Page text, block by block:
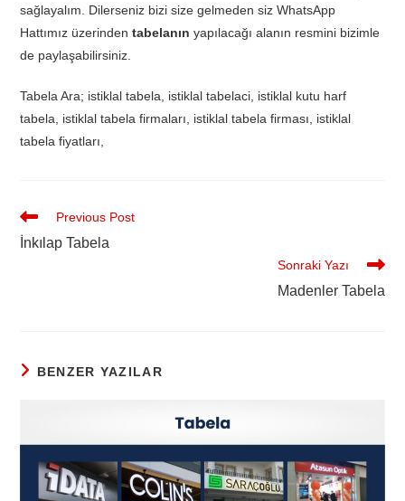
sağlayalım. Dilerseniz bizi size gelmeden siz WhatsApp
Hattımız üzerindentabelanın yapılacağı alanın resmini bizimle
de paylaşabilirsiniz.
Tabela Ara; istiklal tabela, istiklal tabelaci, istiklal kutu harf
tabela, istiklal tabela firmaları, istiklal tabela firması, istiklal
tabela fiyatları,
Previous Post
İnkılap Tabela
Sonraki Yazı
Madenler Tabela
BENZER YAZILAR